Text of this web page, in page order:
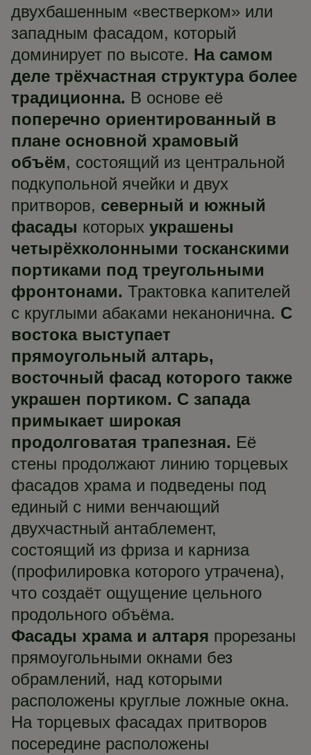
двухбашенным «вестверком» или
западным фасадом, который
доминирует по высоте. На самом
деле трёхчастная структура более
традиционна. В основе её
поперечно ориентированный в
плане основной храмовый
объём, состоящий из центральной
подкупольной ячейки и двух
притворов, северный и южный
фасады которых украшены
четырёхколонными тосканскими
портиками под треугольными
фронтонами. Трактовка капителей
с круглыми абаками неканонична. С
востока выступает
прямоугольный алтарь,
восточный фасад которого также
украшен портиком. С запада
примыкает широкая
продолговатая трапезная. Её
стены продолжают линию торцевых
фасадов храма и подведены под
единый с ними венчающий
двухчастный антаблемент,
состоящий из фриза и карниза
(профилировка которого утрачена),
что создаёт ощущение цельного
продольного объёма.
Фасады храма и алтаря прорезаны
прямоугольными окнами без
обрамлений, над которыми
расположены круглые ложные окна.
На торцевых фасадах притворов
посередине расположены